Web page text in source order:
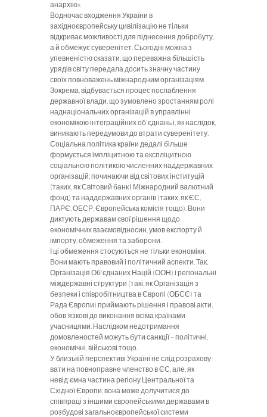
анархію».
Водночас входження України в
західноєвропейську цивілізацію не тільки
відкриває можливості для підне­сення добробуту,
а й обмежує суверенітет. Сьогодні можна з
упевненістю сказати, що переважна більшість
урядів світу передала досить значну частину
своїх пов­новажень міжнародним організаціям.
Зокрема, відбу­вається процес послаблення
державної влади, що зу­мовлено зростанням ролі
наднаціональних організацій в управлінні
економікою інтеграційних об'єднань і, як наслідок,
виникають передумови до втрати суверенітету.
Соціальна політика країни дедалі більше
формується імпліцитною та експліцитною
соціальною політикою чис­ленних наддержавних
організацій, починаючи від світо­вих інституцій
(таких, як Світовий банк і Міжнародний валютний
фонд) та наддержавних органів (таких, як ЄС,
ПАРЄ, ОЕСР, Європейська комісія тощо). Вони
диктують державам свої рішення щодо
економічних взаємовідно­син, умов експорту й
імпорту, обмеження та заборони.
І ці обмеження стосуються не тільки економіки.
Вони мають правовий і політичний аспекти. Так,
Організація Об'єднаних Націй (ООН) і регіональні
міждержавні структури (такі, як Організація з
безпеки і співробітницт­ва в Європі (ОБСЄ) та
Рада Європи) приймають рішення і правові акти,
обов'язкові до виконання всіма країнами-
учасницями. Наслідком недотримання
домовленостей можуть бути санкції – політичні,
економічні, військові тощо.
У близькій перспективі Україні не слід розрахову­
вати на повноправне членство в ЄС, але, як
невід'ємна частина регіону Центральної та
Східної Європи, вона може долучитися до
співпраці з іншими європейськи­ми державами в
розбудові загальноєвропейської сис­теми